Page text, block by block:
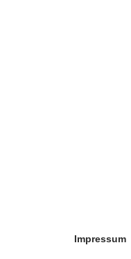
Impressum